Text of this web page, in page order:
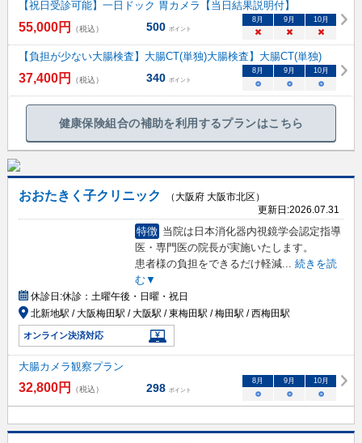
【祝日受診可能】一日ドック 胃カメラ【当日結果説明付】
55,000円 （税込） 500 ポイント
8月 9月 10月
× × ×
【負担が少ない大腸検査】大腸CT(単独)大腸検査】大腸CT(単独)
37,400円 （税込） 340 ポイント
8月 9月 10月
○ ○ ○
健康保険組合の補助を利用するプランはこちら
おおたきく子クリニック
（大阪府 大阪市北区）
更新日:2026.07.31
特徴 当院は日本消化器内視鏡学会認定指導
医・専門医の院長が実施いたします。
患者様の負担をできるだけ軽減...
続きを読
む▼
休診日:休診：土曜午後・日曜・祝日
北新地駅 / 大阪梅田駅 / 大阪駅 / 東梅田駅 / 梅田駅 / 西梅田駅
オンライン決済対応
大腸カメラ観察プラン
32,800円 （税込） 298 ポイント
8 月 9 月 10月
○ ○ ○